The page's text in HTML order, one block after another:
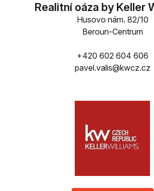
Realitní oáza by Keller
Husovo nám. 82/10
Beroun-Centrum
+420 602 604 606
pavel.valis@kwcz.cz